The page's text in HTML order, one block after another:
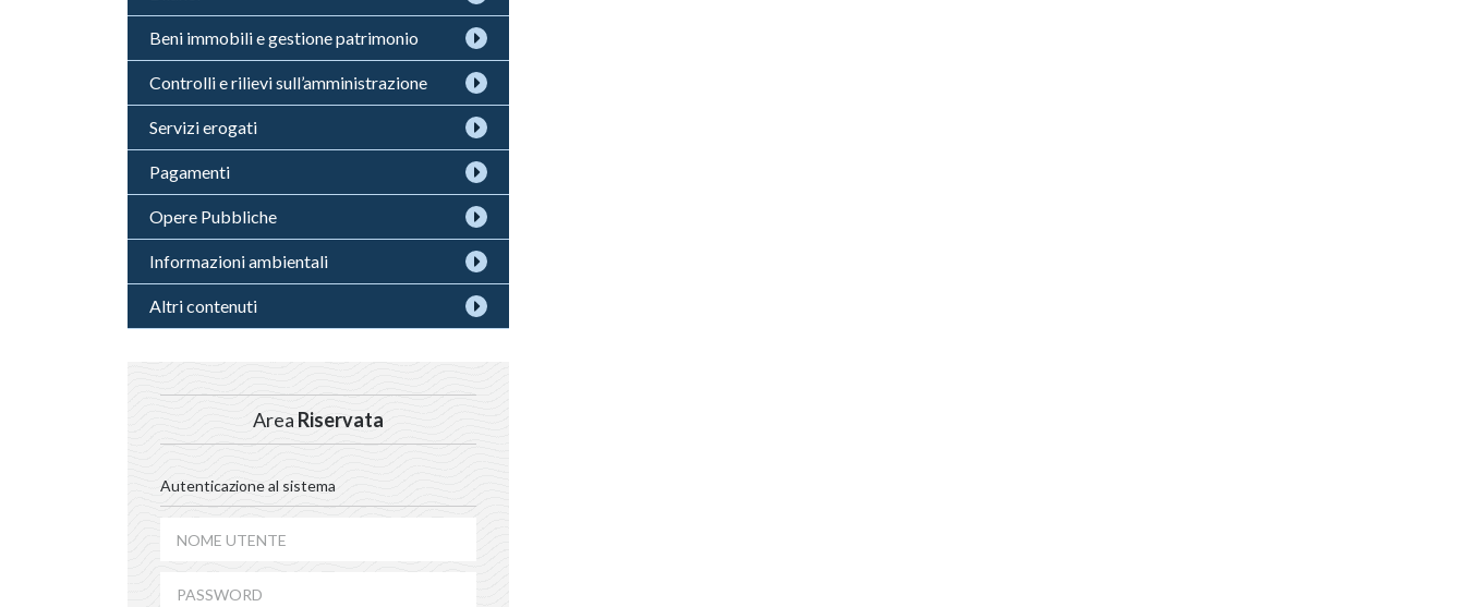
Beni immobili e gestione patrimonio
Controlli e rilievi sull’amministrazione
Servizi erogati
Pagamenti
Opere Pubbliche
Informazioni ambientali
Altri contenuti
Area Riservata
Autenticazione al sistema